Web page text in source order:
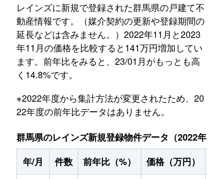
レインズに新規で登録された群馬県の戸建て不
動産情報です。（媒介契約の更新や登録期間の
延長などは含みません。）2022年11月と2023
年11月の価格を比較すると141万円増加してい
ます。前年比をみると、23/01月がもっとも高
く14.8%です。
※2022年度から集計方法が変更されたため、20
22年度の前年比データはありません。
群馬県のレインズ新規登録物件データ（2022年11
年/月
件数 前年比（%） 価格（万円）